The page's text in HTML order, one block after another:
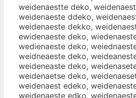
weidenaestte deko,
weidenaeste ddeko,
weidenaeste dekko,
ewidenaeste deko,
wedienaeste deko,
weidneaeste deko,
weideneaste deko,
weidenaetse deko,
weidenaest edeko,
weidenaeste edko,